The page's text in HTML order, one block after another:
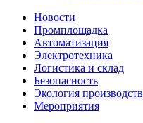
Новости
Промплощадка
Автоматизация
Электротехника
Логистика и склад
Безопасность
Экология производств
Мероприятия